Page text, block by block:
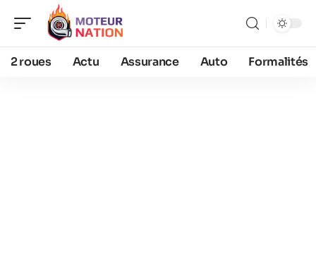
2 roues Actu Assurance Auto Formalités